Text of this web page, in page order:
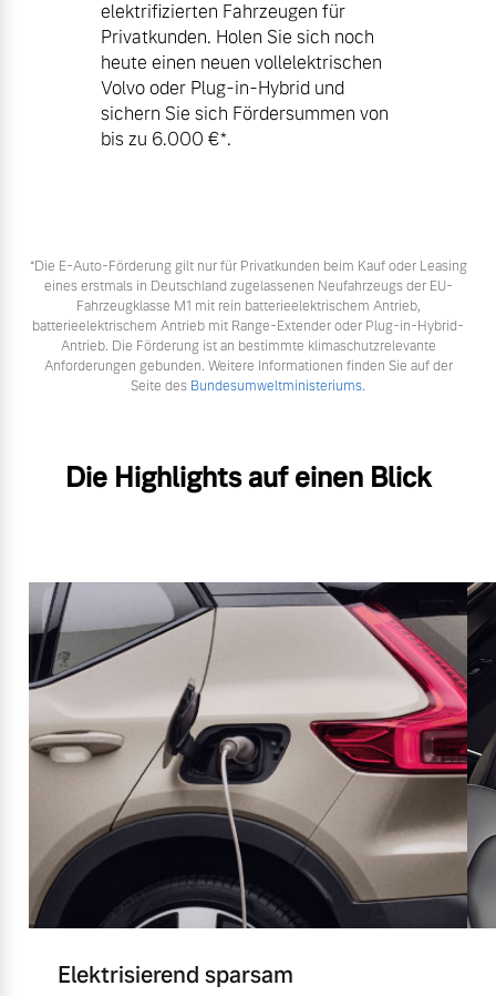
elektrifizierten Fahrzeugen für
Privatkunden. Holen Sie sich noch
heute einen neuen vollelektrischen
Volvo oder Plug-in-Hybrid und
sichern Sie sich Fördersummen von
bis zu 6.000 €⁠*.
*Die E‑Auto-Förderung gilt nur für Privatkunden beim Kauf oder Leasing
eines erstmals in Deutschland zugelassenen Neufahrzeugs der EU-
Fahrzeugklasse M1 mit rein batterieelektrischem Antrieb,
batterieelektrischem Antrieb mit Range-Extender oder Plug-in-Hybrid-
Antrieb. Die Förderung ist an bestimmte klimaschutzrelevante
Anforderungen gebunden. Weitere Informationen finden Sie auf der
Seite des Bundesumweltministeriums.
Die Highlights auf einen Blick
Elektrisierend sparsam